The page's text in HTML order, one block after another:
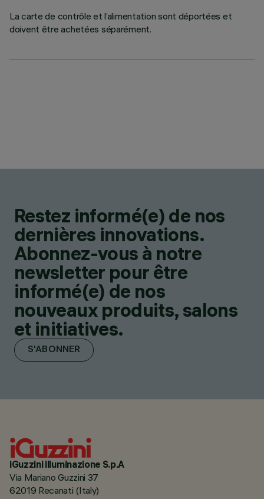
La carte de contrôle et l’alimentation sont déportées et
doivent être achetées séparément.
Restez informé(e) de nos
dernières innovations.
Abonnez-vous à notre
newsletter pour être
informé(e) de nos
nouveaux produits, salons
et initiatives.
S'ABONNER
iGuzzini illuminazione S.p.A
Via Mariano Guzzini 37
62019 Recanati (Italy)